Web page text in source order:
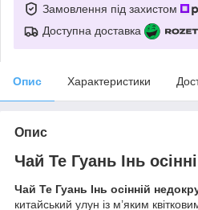
Замовлення під захистом
Доступна доставка
Опис Характеристики
Опис
Чай Те Гуань Інь
Чай Те Гуань Інь осінній
китайський улун із м’яким